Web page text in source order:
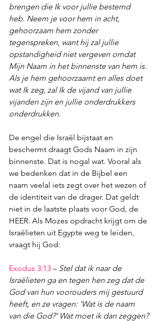
brengen die Ik voor jullie bestemd
heb. Neem je voor hem in acht,
gehoorzaam hem zonder
tegenspreken, want hij zal jullie
opstandigheid niet vergeven omdat
Mijn Naam in het binnenste van hem is.
Als je hem gehoorzaamt en alles doet
wat Ik zeg, zal Ik de vijand van jullie
vijanden zijn en jullie onderdrukkers
onderdrukken.
De engel die Israël bijstaat en
beschermt draagt Gods Naam in zijn
binnenste. Dat is nogal wat. Vooral als
we bedenken dat in de Bijbel een
naam veelal iets zegt over het wezen of
de identiteit van de drager. Dat geldt
niet in de laatste plaats voor God, de
HEER. Als Mozes opdracht krijgt om de
Israëlieten uit Egypte weg te leiden,
vraagt hij God:
Exodus 3:13 – Stel dat ik naar de
Israëlieten ga en tegen hen zeg dat de
God van hun voorouders mij gestuurd
heeft, en ze vragen: ‘Wat is de naam
van die God?’ Wat moet ik dan zeggen?